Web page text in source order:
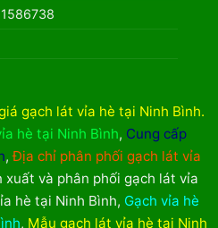
gạch lát vỉa hè tại Ninh Bình.
hè tại Ninh Bình, Cung cấp
,Địa chỉ phân phối gạch lát vỉa
xuất và phân phối gạch lát vỉa
hè tại Ninh Bình, Gạch vỉa hè
, Mẫu gạch lát vỉa hè tại Ninh